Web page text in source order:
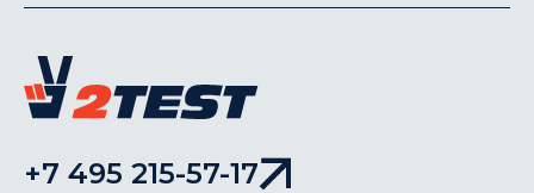
+7 495 215-57-17